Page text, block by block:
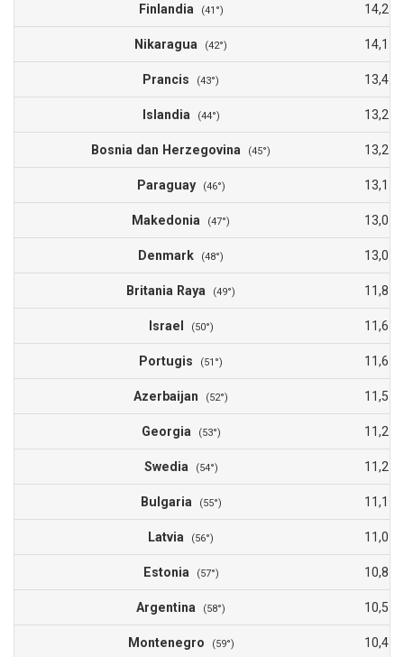
Finlandia (41°) 14,2
Nikaragua (42°) 14,1
Prancis (43°) 13,4
Islandia (44°) 13,2
Bosnia dan Herzegovina (45°) 13,2
Paraguay (46°) 13,1
Makedonia (47°) 13,0
Denmark (48°) 13,0
Britania Raya (49°) 11,8
Israel (50°) 11,6
Portugis (51°) 11,6
Azerbaijan (52°) 11,5
Georgia (53°) 11,2
Swedia (54°) 11,2
Bulgaria (55°) 11,1
Latvia (56°) 11,0
Estonia (57°) 10,8
Argentina (58°) 10,5
Montenegro (59°) 10,4